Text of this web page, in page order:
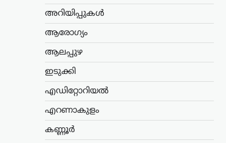
അറിയിപ്പുകൾ
ആരോഗ്യം
ആലപ്പുഴ
ഇടുക്കി
എഡിറ്റോറിയൽ
എറണാകുളം
കണ്ണൂർ